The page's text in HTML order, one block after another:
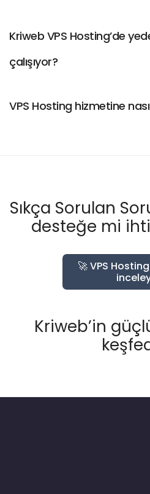
Kriweb VPS Hosting’de
çalışıyor?
VPS Hosting hizmetine
Sıkça Sorulan
desteğe mi
🚀 VPS
Kriweb’in